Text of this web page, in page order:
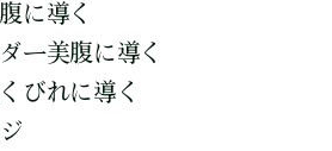
に導く
ー美腹に導く
びれに導く